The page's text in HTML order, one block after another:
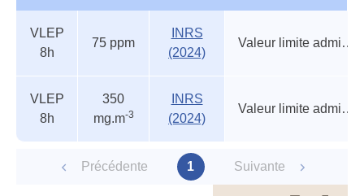
réglementaires
VLEP
8h
75 ppm
INRS
(2024)
Valeur limite admise (circulaire)
VLEP
8h
350
mg.m-3
INRS
(2024)
Valeur limite admise (circulaire)
Précédente 1 Suivante